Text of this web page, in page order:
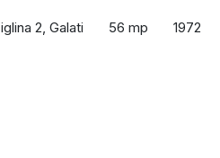
2, Galati 56 mp 1972